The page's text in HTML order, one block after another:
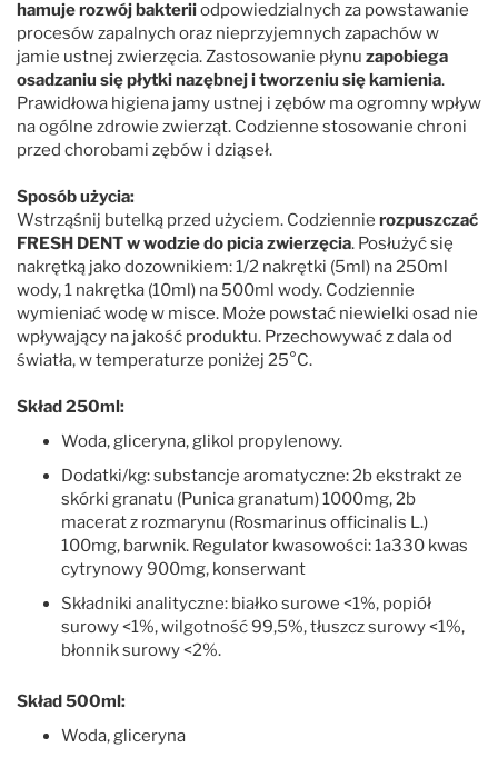
hamuje rozwój bakteriiodpowiedzialnych za powstawanie
procesów zapalnych oraz nieprzyjemnych zapachów w
jamie ustnej zwierzęcia. Zastosowanie płynu zapobiega
osadzaniu się płytki nazębnej i tworzeniu się kamienia.
Prawidłowa higiena jamy ustnej i zębów ma ogromny wpływ
na ogólne zdrowie zwierząt. Codzienne stosowanie chroni
przed chorobami zębów i dziąseł.
Sposób użycia:
Wstrząśnij butelką przed użyciem. Codziennie rozpuszczać
FRESH DENT w wodzie do picia zwierzęcia. Posłużyć się
nakrętką jako dozownikiem: 1/2 nakrętki (5ml) na 250ml
wody, 1 nakrętka (10ml) na 500ml wody. Codziennie
wymieniać wodę w misce. Może powstać niewielki osad nie
wpływający na jakość produktu. Przechowywać z dala od
światła, w temperaturze poniżej 25°C.
Skład 250ml:
Woda, gliceryna, glikol propylenowy.
Dodatki/kg: substancje aromatyczne: 2b ekstrakt ze
skórki granatu (Punica granatum) 1000mg, 2b
macerat z rozmarynu (Rosmarinus officinalis L.)
100mg, barwnik. Regulator kwasowości: 1a330 kwas
cytrynowy 900mg, konserwant
Składniki analityczne: białko surowe <1%, popiół
surowy <1%, wilgotność 99,5%, tłuszcz surowy <1%,
błonnik surowy <2%.
Skład 500ml:
Woda, gliceryna